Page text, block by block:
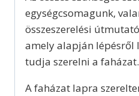
egységcsomagunk,
összeszerelési
amely alapján lépésről
tudja szerelni a faházat.
A faházat lapra